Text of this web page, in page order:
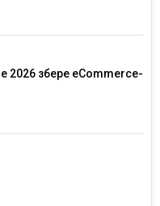
2026 збере eCommerce-